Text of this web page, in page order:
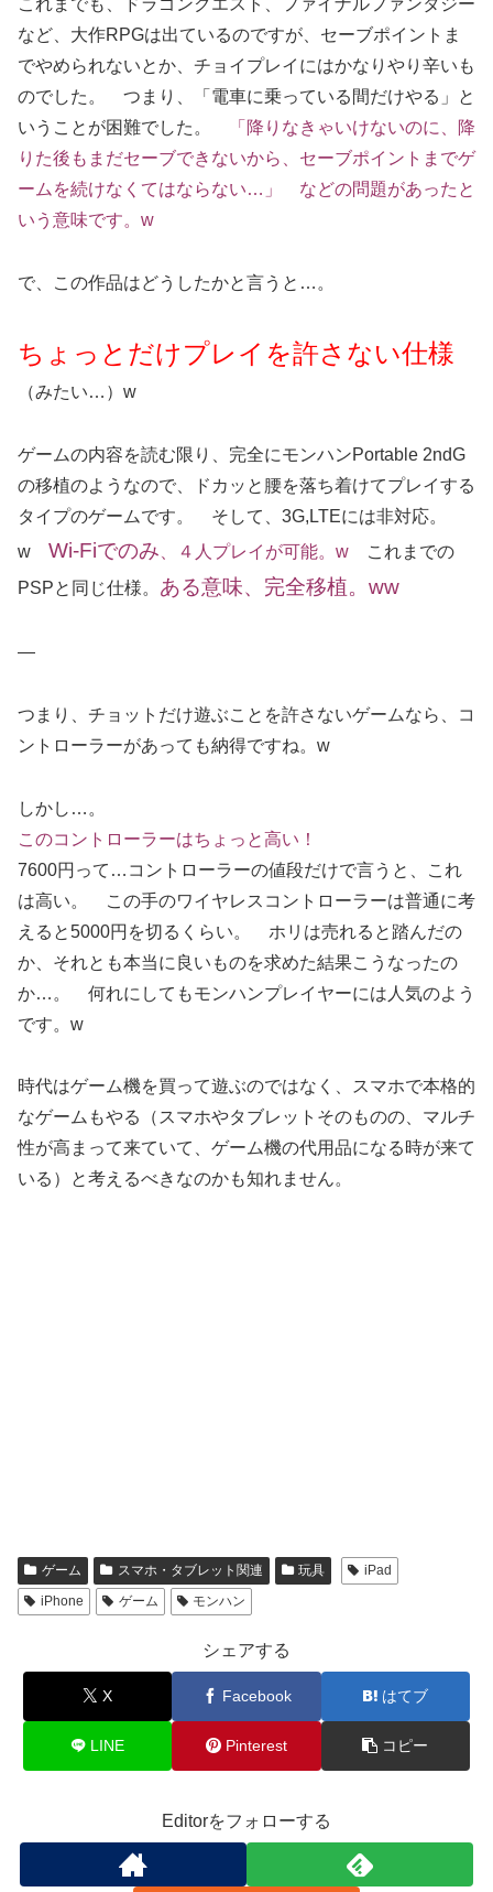
など、大作RPGは出ているのですが、セーブポイントま
でやめられないとか、チョイプレイにはかなりやり辛いも
のでした。 つまり、「電車に乗っている間だけやる」と
いうことが困難でした。
「降りなきゃいけないのに、降
りた後もまだセーブできないから、セーブポイントまでゲ
ームを続けなくてはならない…」 などの問題があったと
いう意味です。w
で、この作品はどうしたかと言うと…。
ちょっとだけプレイを許さない仕様
（みたい…）w
ゲームの内容を読む限り、完全にモンハンPortable 2ndG
の移植のようなので、ドカッと腰を落ち着けてプレイする
タイプのゲームです。 そして、3G,LTEには非対応。
w Wi-Fiでのみ 、４人プレイが可能。w これまでの
PSPと同じ仕様。 ある意味、完全移植。ww
—
つまり、チョットだけ遊ぶことを許さないゲームなら、コ
ントローラーがあっても納得ですね。w
しかし…。
このコントローラーはちょっと高い！
7600円って…コントローラーの値段だけで言うと、これ
は高い。 この手のワイヤレスコントローラーは普通に考
えると5000円を切るくらい。 ホリは売れると踏んだの
か、それとも本当に良いものを求めた結果こうなったの
か…。 何れにしてもモンハンプレイヤーには人気のよう
です。w
時代はゲーム機を買って遊ぶのではなく、スマホで本格的
なゲームもやる（スマホやタブレットそのものの、マルチ
性が高まって来ていて、ゲーム機の代用品になる時が来て
いる）と考えるべきなのかも知れません。
ゲーム スマホ・タブレット関連 玩具
iPad
iPhone
ゲーム モンハン
シェアする
X Facebook はてブ
LINE Pinterest コピー
Editorをフォローする